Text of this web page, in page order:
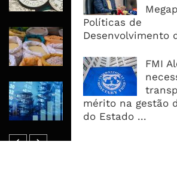
Políticas de
Desenvolvimento
FMI
mérito na gestão
do Estado ...
Dívida e Divisas
Commodities
Oferta Confortável
Dívida Pública Sobe
PIB e Pressão
Endividamento